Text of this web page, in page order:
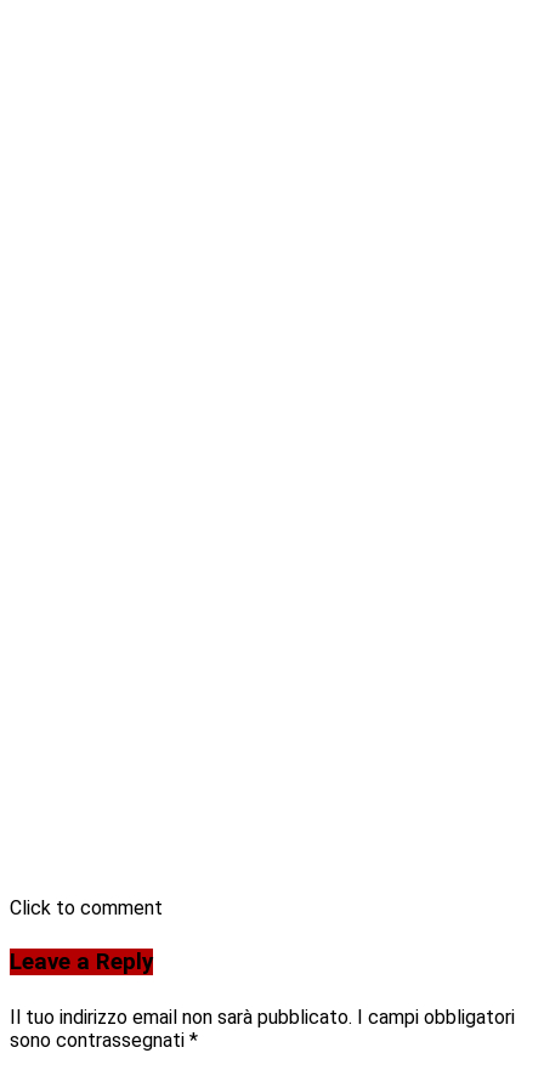
Click to comment
Leave a Reply
Il tuo indirizzo email non sarà pubblicato.
I campi obbligatori
sono contrassegnati *